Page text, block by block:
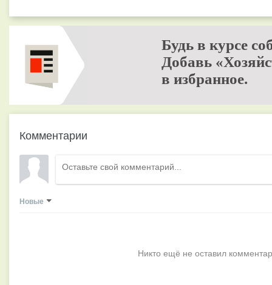
Будь в курсе
Добавь
в избранное.
Комментарии
Новые
Никто ещё не оставил